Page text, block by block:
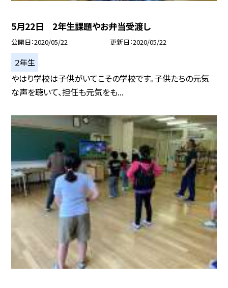
5月22日 2年生課題やお弁当受渡し
公開日 2020/05/22 更新日 2020/05/22
２年生
やはり学校は子供がいてこその学校です。子供たちの元気
な声を聴いて、担任も元気をも...